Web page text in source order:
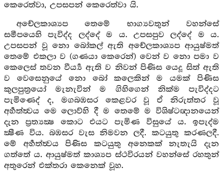
කෙරෙත්වා, උපසපන් කෙරෙත්වා යි.
අචේලකාශ්‍යප තෙමේ භාග්‍යවතුන් වහන්සේ
සමීපයෙහි පැවිද්ද ලද්දේ ම ය. උපසපුව ලද්දේ ම ය.
උපසපන් වූ නො බෝකල් ඇති අචේලකාශ්‍යප ආයුෂ්මත්
තෙමේ එකලා ව (ගණයා කෙරෙන්) වෙන් ව නො පමා ව
කෙලෙස් තවන වීර්‍ය්‍ය ඇති ව නිවන් පිණිස යෙදූ සිත් ඇති
ව වෙසෙනුයේ නො බෝ කලෙකින් ම යමක් පිණිස
කුලපුත්‍රයෝ මැනැවින් ම ගිහිගෙන් නික්ම පැවිද්දට
පැමිණෙද් ද, මගබඹසර කෙළවර වූ ඒ නිරුත්තර වූ
අර්‍හත්ත්‍වය මෙ ලොව්හි දී ම තෙමේ ම විශිෂ්ටඥානයෙන්
දැන ප්‍රත්‍යක්‍ෂ කොට එයට පැමිණ විසුයේ ය. ඉපැද්ම
ක්‍ෂීණ විය. බඹසර වැස නිමවන ලදී. කටයුතු කරණලදී.
මේ අර්‍හත්ත්‍වය පිණිස කටයුතු අනෙකක් නැතැයි දැන
ගත්තේ ය. ආයුෂ්මත් කාශ්‍යප ස්ථවිරයන් වහන්සේ රහතුන්
අතුරෙන් එක්තරා කෙනෙක් වූහ.